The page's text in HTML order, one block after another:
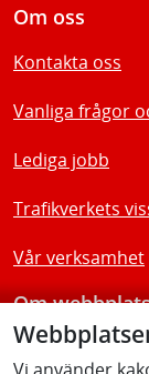
Om oss
Kontakta oss
Vanliga frågor
Lediga jobb
Trafikverkets
Vår verksamhet
Om